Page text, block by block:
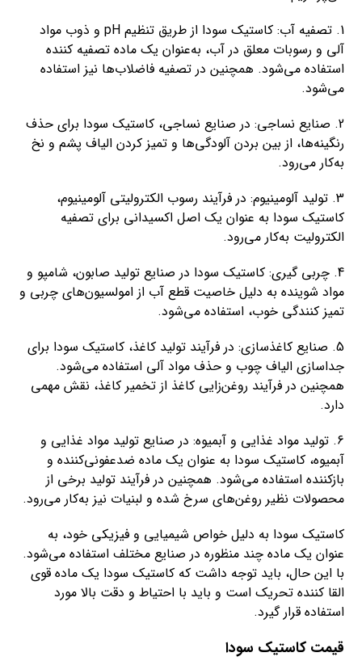
1. تصفیه آب: کاستیک سودا از طریق تنظیم pH و ذوب مواد
آلی و رسوبات معلق در آب، به‌عنوان یک ماده تصفیه کننده
استفاده می‌شود. همچنین در تصفیه فاضلاب‌ها نیز استفاده
می‌شود.
2. صنایع نساجی: در صنایع نساجی، کاستیک سودا برای حذف
رنگینه‌ها، از بین بردن آلودگی‌ها و تمیز کردن الیاف پشم و نخ
به‌کار می‌رود.
3. تولید آلومینیوم: در فرآیند رسوب الکترولیتی آلومینیوم،
کاستیک سودا به عنوان یک اصل اکسیدانی برای تصفیه
الکترولیت به‌کار می‌رود.
4. چربی گیری: کاستیک سودا در صنایع تولید صابون، شامپو و
مواد شوینده به دلیل خاصیت قطع آب از امولسیون‌های چربی و
تمیز کنندگی خوب، استفاده می‌شود.
5. صنایع کاغذسازی: در فرآیند تولید کاغذ، کاستیک سودا برای
جداسازی الیاف چوب و حذف مواد آلی استفاده می‌شود.
همچنین در فرآیند روغن‌زایی کاغذ از تخمیر کاغذ، نقش مهمی
دارد.
6. تولید مواد غذایی و آبمیوه: در صنایع تولید مواد غذایی و
آبمیوه، کاستیک سودا به عنوان یک ماده ضدعفونی‌کننده و
بازکننده استفاده می‌شود. همچنین در فرآیند تولید برخی از
محصولات نظیر روغن‌های سرخ شده و لبنیات نیز به‌کار می‌رود.
کاستیک سودا به دلیل خواص شیمیایی و فیزیکی خود، به
عنوان یک ماده چند منظوره در صنایع مختلف استفاده می‌شود.
با این حال، باید توجه داشت که کاستیک سودا یک ماده قوی
القا کننده تحریک است و باید با احتیاط و دقت بالا مورد
استفاده قرار گیرد.
قیمت کاستیک سودا